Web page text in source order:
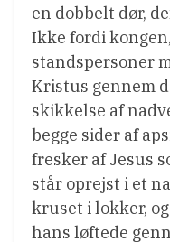
en dobbelt dør,
Ikke fordi
standspersoner
Kristus gennem
skikkelse af
begge sider af
fresker af Jesus
står oprejst i et
kruset i lokker,
hans løftede